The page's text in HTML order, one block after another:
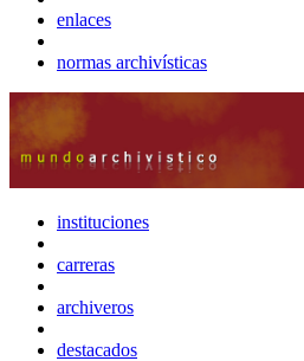
enlaces
normas archivísticas
instituciones
carreras
archiveros
destacados